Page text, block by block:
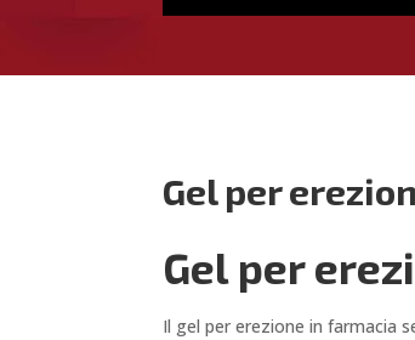
Gel per
Gel per
Il gel per erezione in farmacia